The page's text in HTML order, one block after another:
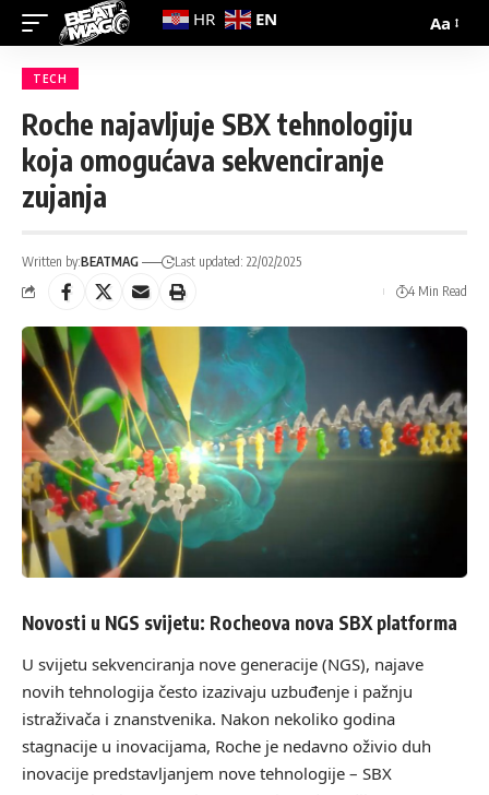
Aa
TECH
Roche najavljuje SBX tehnologiju
koja omogućava sekvenciranje
zujanja
Written by:BEATMAG
Last updated: 22/02/2025
4 Min Read
Novosti u NGS svijetu: Rocheova nova SBX platforma
U svijetu sekvenciranja nove generacije (NGS), najave
novih tehnologija često izazivaju uzbuđenje i pažnju
istraživača i znanstvenika. Nakon nekoliko godina
stagnacije u inovacijama, Roche je nedavno oživio duh
inovacije predstavljanjem nove tehnologije – SBX
HR EN